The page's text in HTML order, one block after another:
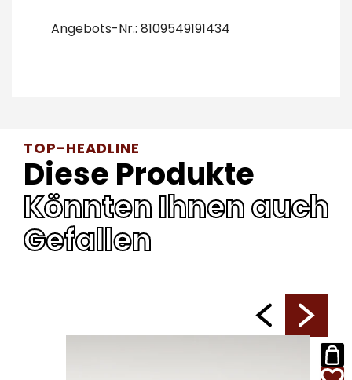
Angebots-Nr.: 8109549191434
TOP-HEADLINE
Diese Produkte
Könnten Ihnen auch
Gefallen